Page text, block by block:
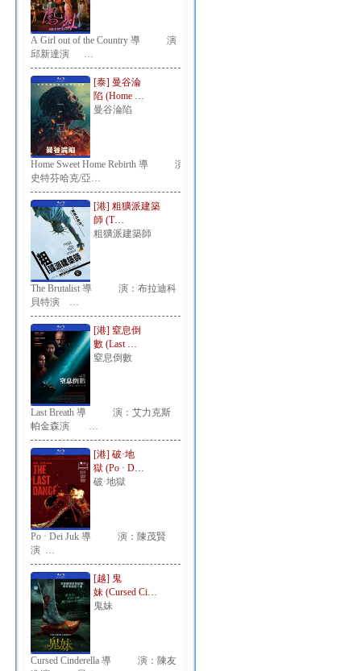
A Girl out of the Country 導 演：
邱新達演 …
[泰] 曼谷淪
陷 (Home …
曼谷淪陷
Home Sweet Home Rebirth 導 演：
史特芬哈克/亞…
[港] 粗獷派建築
師 (T…
粗獷派建築師
The Brutalist 導 演：布拉迪科
貝特演 …
[港] 窒息倒
數 (Last …
窒息倒數
Last Breath 導 演：艾力克斯
帕金森演 …
[港] 破·地
獄 (Po · D…
破·地獄
Po · Dei Juk 導 演：陳茂賢
演 …
[越] 鬼
妹 (Cursed Ci…
鬼妹
Cursed Cinderella 導 演：陳友